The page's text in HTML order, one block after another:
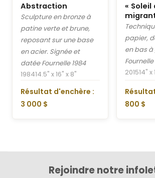
Abstraction
Sculpture en bronze à
patine verte et brune,
reposant sur une base
en acier. Signée et
datée Fournelle 1984
198414.5" x 16" x 8"
Résultat d'enchère :
3 000 $
« Soleil
papier,
en bas à
Fournelle
201514" x
800 $
Rejoindre notre